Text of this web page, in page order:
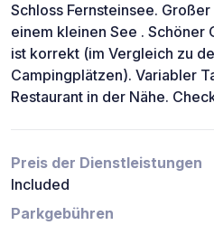
Schloss Fernsteinsee.
einem kleinen See . Schöner
ist korrekt (im Vergleich zu
Campingplätzen). Variabler
Restaurant in der Nähe.
Preis der Dienstleistungen
Included
Parkgebühren